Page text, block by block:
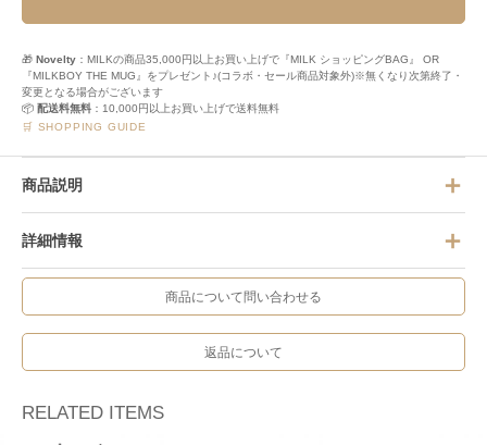
🎁 Novelty ：MILKの商品35,000円以上お買い上げで『MILK ショッピングBAG』 OR
『MILKBOY THE MUG』をプレゼント♪(コラボ・セール商品対象外)※無くなり次第終了・
変更となる場合がございます
📦 配送料無料 ：10,000円以上お買い上げで送料無料
🛒 SHOPPING GUIDE
商品説明
詳細情報
商品について問い合わせる
返品について
RELATED ITEMS